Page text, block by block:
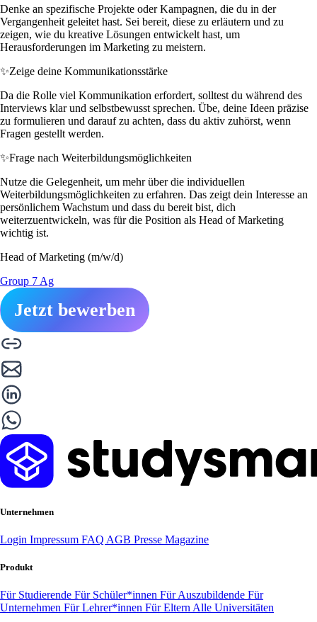
Denke an spezifische Projekte oder Kampagnen, die du in der
Vergangenheit geleitet hast. Sei bereit, diese zu erläutern und zu
zeigen, wie du kreative Lösungen entwickelt hast, um
Herausforderungen im Marketing zu meistern.
✨Zeige deine Kommunikationsstärke
Da die Rolle viel Kommunikation erfordert, solltest du während des
Interviews klar und selbstbewusst sprechen. Übe, deine Ideen präzise
zu formulieren und darauf zu achten, dass du aktiv zuhörst, wenn
Fragen gestellt werden.
✨Frage nach Weiterbildungsmöglichkeiten
Nutze die Gelegenheit, um mehr über die individuellen
Weiterbildungsmöglichkeiten zu erfahren. Das zeigt dein Interesse an
persönlichem Wachstum und dass du bereit bist, dich
weiterzuentwickeln, was für die Position als Head of Marketing
wichtig ist.
Head of Marketing (m/w/d)
Group 7 Ag
Jetzt bewerben
Unternehmen
Login Impressum FAQ AGB Presse Magazine
Produkt
Für Studierende Für Schüler*innen Für Auszubildende Für
Unternehmen Für Lehrer*innen Für Eltern Alle Universitäten